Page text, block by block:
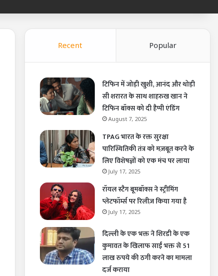
Recent Popular
टिफिन में जोड़ी खुशी, आनंद और थोड़ी
सी शरारत के साथ शाहरुख खान ने
टिफिन बॉक्स को दी हैप्पी एंडिंग
August 7, 2025
TPAG भारत के रक्त सुरक्षा
पारिस्थितिकी तंत्र को मज़बूत करने के
लिए विशेषज्ञों को एक मंच पर लाया
July 17, 2025
रॉयल स्टैग बूमबॉक्स ने स्ट्रीमिंग
प्लेटफॉर्म्स पर रिलीज़ किया गया है
July 17, 2025
दिल्ली के एक भक्त ने शिरडी के एक
कुमावत के खिलाफ साईं भक्त से 51
लाख रुपये की ठगी करने का मामला
दर्ज कराया